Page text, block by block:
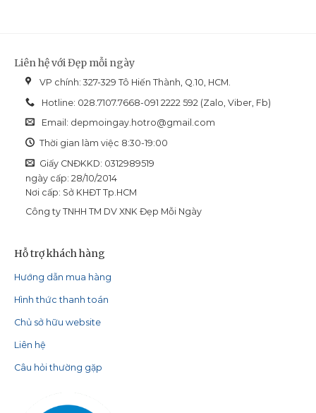
chuyên
biệt
Liên hệ với Đẹp mỗi ngày
VP chính: 327-329 Tô Hiến Thành, Q.10, HCM.
Hotline: 028.7107.7668-091 2222 592 (Zalo, Viber, Fb)
Email: depmoingay.hotro@gmail.com
Thời gian làm việc 8:30-19:00
Giấy CNĐKKD: 0312989519
ngày cấp: 28/10/2014
Nơi cấp: Sở KHĐT Tp.HCM
Công ty TNHH TM DV XNK Đẹp Mỗi Ngày
Hỗ trợ khách hàng
Hướng dẫn mua hàng
Hình thức thanh toán
Chủ sở hữu website
Liên hệ
Câu hỏi thường gặp